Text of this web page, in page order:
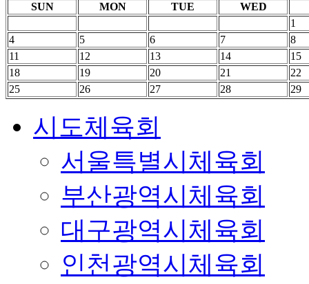
SUN
MON TUE
WED
1
4
5 6 7
8
11
12 13 14
15
18
19 20 21
22
25
26 27 28 29
시도체육회
서울특별시체육회
부산광역시체육회
대구광역시체육회
인천광역시체육회